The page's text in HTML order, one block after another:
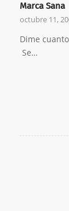
Marca Sana
octubre 11,
Dime
Se…